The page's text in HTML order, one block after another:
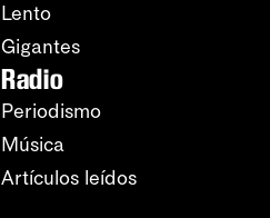
Lento
Gigantes
Radio
Periodismo
Música
Artículos leídos